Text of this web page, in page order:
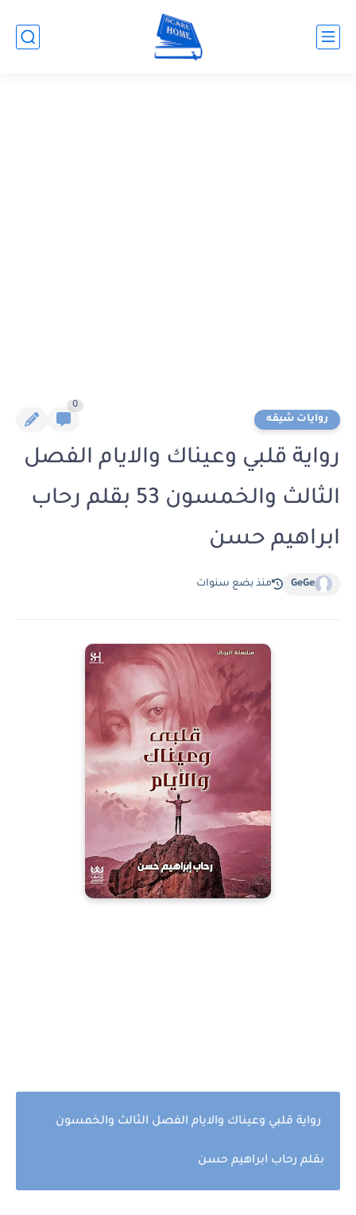
روايات شيقه
0
رواية قلبي وعيناك والايام الفصل
الثالث والخمسون 53 بقلم رحاب
ابراهيم حسن
GeGe منذ بضع سنوات
رواية قلبي وعيناك والايام الفصل الثالث والخمسون
بقلم رحاب ابراهيم حسن